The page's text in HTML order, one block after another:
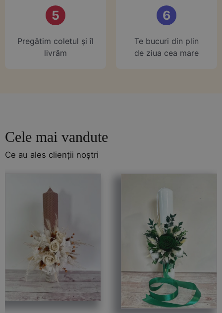
5
Pregătim coletul și îl
livrăm
6
Te bucuri din plin
de ziua cea mare
Cele mai vandute
Ce au ales clienții noștri